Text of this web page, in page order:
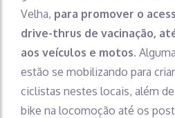
Velha, para promover o
drive-thrus de vacinação,
aos veículos e motos.
estão se mobilizando para
ciclistas nestes locais, além
bike na locomoção até os